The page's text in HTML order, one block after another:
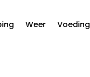
Weer Voeding